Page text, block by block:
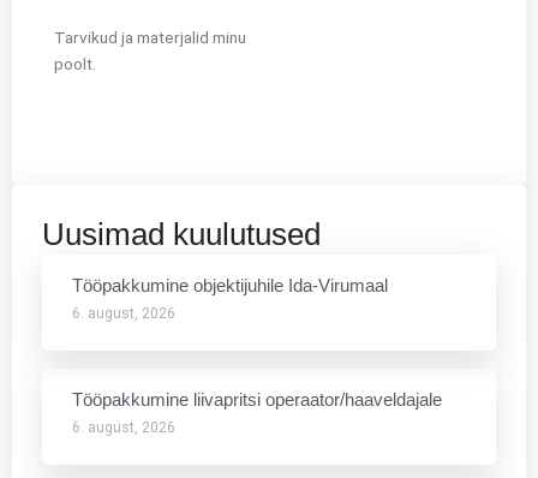
Tarvikud ja materjalid minu
poolt.
Uusimad kuulutused
Tööpakkumine objektijuhile Ida-Virumaal
6. august, 2026
Tööpakkumine liivapritsi operaator/haaveldajale
6. august, 2026